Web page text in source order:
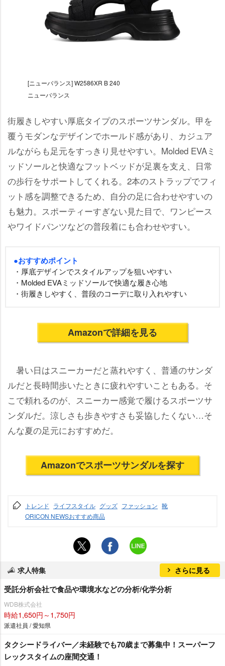
[ニューバランス] W2586XR B 240
ニューバランス
街履きしやすい厚底タイプのスポーツサンダル。甲を
覆うモダンなデザインでホールド感があり、カジュア
ルながらも足元をすっきり見せやすい。Molded EVAミ
ッドソールと快適なフットベッドが足裏を支え、日常
の歩行をサポートしてくれる。2本のストラップでフィ
ット感を調整できるため、自分の足に合わせやすいの
も魅力。スポーティーすぎない見た目で、ワンピース
ワイドパンツなどの普段着にも合わせやすい。
●おすすめポイント
・厚底デザインでスタイルアップを狙いやすい
・Molded EVAミッドソールで快適な履き心地
・街履きしやすく、普段のコーデに取り入れやすい
Amazonで詳細を見る
暑い日はスニーカーだと蒸れやすく、普通のサンダ
ルだと長時間歩いたときに疲れやすいこともある。そ
こで頼れるのが、スニーカー感覚で履けるスポーツサ
ンダルだ。涼しさも歩きやすさも妥協したくない…そ
んな夏の足元におすすめだ。
Amazonでスポーツサンダルを探す
トレンド ライフスタイル グッズ ファッション 靴
ORICON NEWSおすすめ商品
求人特集 さらに見る
受託分析会社で食品や環境水などの分析/化学分析
WDB株式会社
時給1,650円～1,750円
派遣社員 / 愛知県
タクシードライバー／未経験でも70歳まで募集中！スーパーフ
レックスタイムの座間交通！